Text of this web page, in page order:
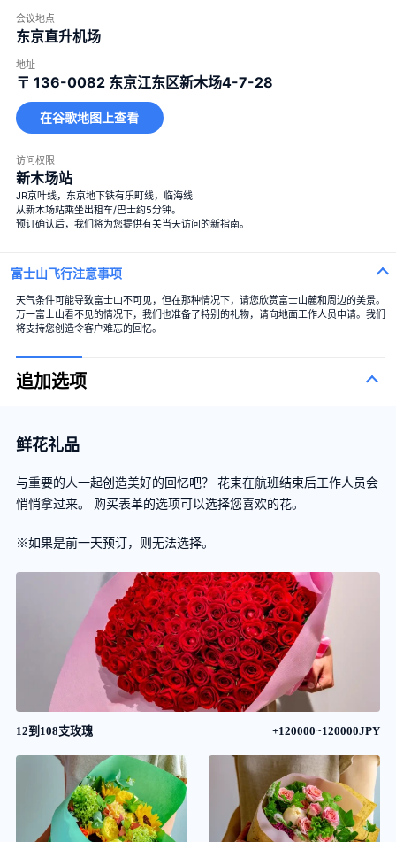
会议地点
东京直升机场
地址
〒 136-0082 东京江东区新木场4-7-28
在谷歌地图上查看
访问权限
新木场站
JR京叶线，东京地下铁有乐町线，临海线
从新木场站乘坐出租车/巴士约5分钟。
预订确认后，我们将为您提供有关当天访问的新指南。
富士山飞行注意事项
天气条件可能导致富士山不可见，但在那种情况下，请您欣赏富士山麓和周边的美景。
万一富士山看不见的情况下，我们也准备了特别的礼物，请向地面工作人员申请。我们
将支持您创造令客户难忘的回忆。
追加选项
鲜花礼品
与重要的人一起创造美好的回忆吧？ 花束在航班结束后工作人员会
悄悄拿过来。 购买表单的选项可以选择您喜欢的花。
※如果是前一天预订，则无法选择。
12到108支玫瑰 +120000~120000JPY